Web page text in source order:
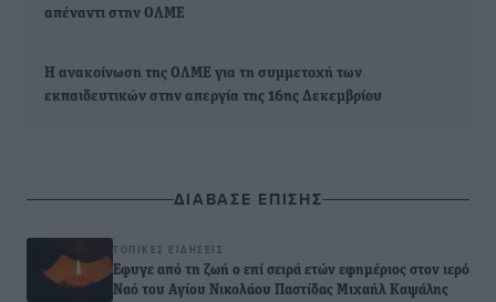
απέναντι στην ΟΛΜΕ
Η ανακοίνωση της ΟΛΜΕ για τη συμμετοχή των
εκπαιδευτικών στην απεργία της 16ης Δεκεμβρίου
ΔΙΑΒΑΣΕ ΕΠΙΣΗΣ
ΤΟΠΙΚΈΣ ΕΙΔΉΣΕΙΣ
Έφυγε από τη ζωή ο επί σειρά ετών εφημέριος στον ιερό
Ναό του Αγίου Νικολάου Παστίδας Μιχαήλ Καψάλης